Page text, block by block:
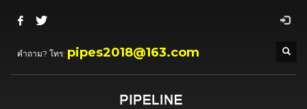
คำถาม? โทร: pipes2018@163.com